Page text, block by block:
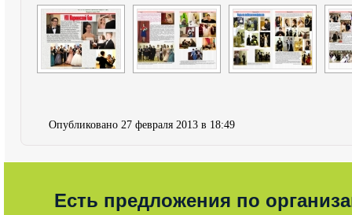
Опубликовано 27 февраля 2013 в 18:49
Есть предложения по